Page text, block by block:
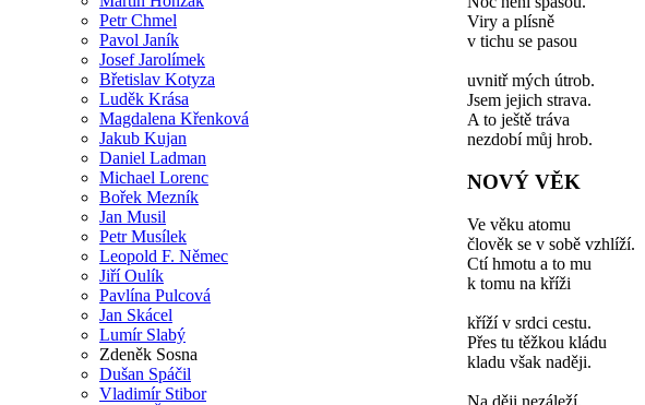
Petr Chmel
Pavol Janík
Josef Jarolímek
Břetislav Kotyza
Luděk Krása
Magdalena Křenková
Jakub Kujan
Daniel Ladman
Michael Lorenc
Bořek Mezník
Jan Musil
Petr Musílek
Leopold F. Němec
Jiří Oulík
Pavlína Pulcová
Jan Skácel
Lumír Slabý
Zdeněk Sosna
Dušan Spáčil
Vladimír Stibor
Viry a plísně
v tichu se pasou
uvnitř mých útrob.
Jsem jejich strava.
A to ještě tráva
nezdobí můj hrob.
NOVÝ VĚK
Ve věku atomu
člověk se v sobě vzhlíží.
Ctí hmotu a to mu
k tomu na kříži
kříží v srdci cestu.
Přes tu těžkou kládu
kladu však naději.
Na ději nezáleží.